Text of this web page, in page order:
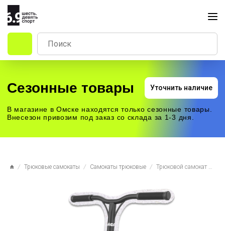
Сезонные товары
В магазине в Омске находятся только сезонные товары.
Внесезон привозим под заказ со склада за 1-3 дня.
Трюковые самокаты Самокаты трюковые